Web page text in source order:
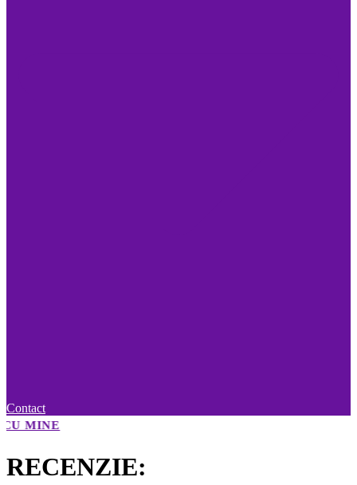
Contact
🗓️ PENTRU A INTRA ÎN ACEASTĂ GRUPĂ.
RECENZIE: